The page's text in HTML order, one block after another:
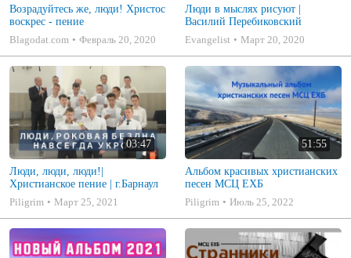
Возрадуйтесь же, люди! Христос
воскрес - пение
Blagodat.com
Февраль 20, 2020
Люди в мыслях рисуют |
Василий Перебиковский
Evangelist
Март 20, 2020
03:47
Люди, люди, люди!|
Христианское пение | г.Барнаул
Piligrim
Март 25, 2021
51:55
Альбом красивых христианских
песен МСЦ ЕХБ
Piligrim
Июль 25, 2022